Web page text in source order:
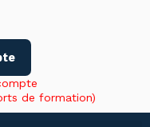
de formation)